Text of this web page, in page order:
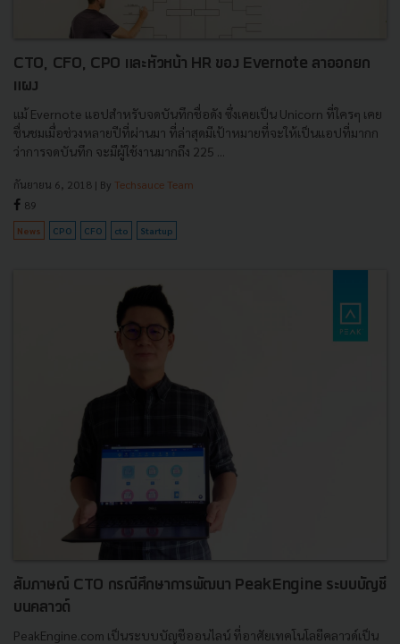
CTO, CFO, CPO และหัวหน้า HR ของ Evernote ลาออกยก
แผง
แม้ Evernote แอปสำหรับจดบันทึกชื่อดัง ซึ่งเคยเป็น Unicorn ที่ใครๆ เคย
ชื่นชมเมื่อช่วงหลายปีที่ผ่านมา ที่ล่าสุดมีเป้าหมายที่จะให้เป็นแอปที่มากก
ว่าการจดบันทึก จะมีผู้ใช้งานมากถึง 225 ...
กันยายน 6, 2018 | By Techsauce Team
89
News CPO CFO cto Startup
สัมภาษณ์ CTO กรณีศึกษาการพัฒนา PeakEngine ระบบบัญชี
บนคลาวด์
PeakEngine.com เป็นระบบบัญชีออนไลน์ ที่อาศัยเทคโนโลยีคลาวด์เป็น